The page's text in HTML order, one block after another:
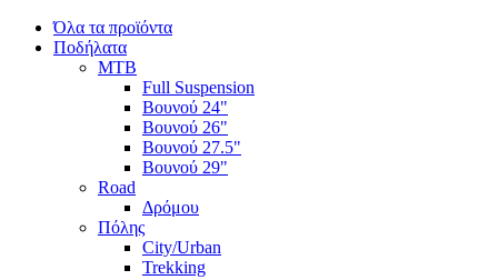
Όλα τα προϊόντα
Ποδήλατα
MTB
Full Suspension
Βουνού 24"
Βουνού 26"
Βουνού 27.5"
Βουνού 29"
Road
Δρόμου
Πόλης
City/Urban
Trekking